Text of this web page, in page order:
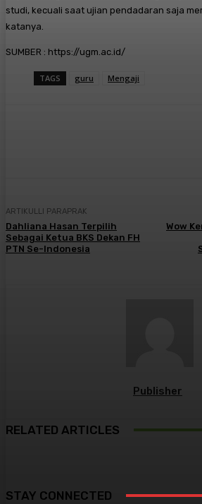
studi, kecuali saat ujian pendadaran saja
katanya.
SUMBER : https://ugm.ac.id/
TAGS guru Mengaji
ARTIKULLI PARAPRAK
Dahliana Hasan Terpilih
Sebagai Ketua BKS Dekan FH
PTN Se-Indonesia
Wow
Publisher
RELATED ARTICLES
STAY CONNECTED